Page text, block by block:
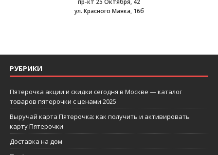
пр-кт 25 Октября, 42
ул. Красного Маяка, 16б
РУБРИКИ
Пятерочка акции и скидки сегодня в Москве — каталог
товаров пятерочки с ценами 2025
Выручай карта Пятерочка: как получить и активировать
карту Пятерочки
Доставка на дом